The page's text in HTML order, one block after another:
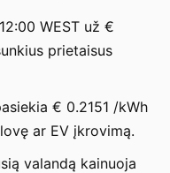
12:00 WEST už €
prietaisus
€ 0.2151 /kWh
ar EV įkrovimą.
valandą kainuoja